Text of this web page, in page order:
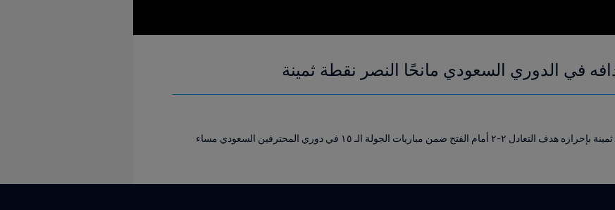
في الدوري السعودي مانحًا النصر نقطة ثمينة
أهدى كريستيانو رونالدو ناديه النصر نقطة ثمينة بإحرازه هدف التعادل ٢-٢ أمام الفتح ضمن مباريات الجولة الـ ١٥ في دوري المحترفين السعودي مساء